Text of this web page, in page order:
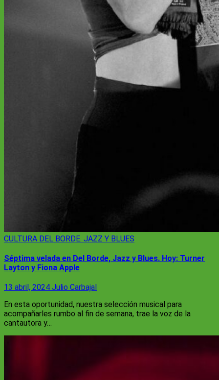
CULTURA DEL BORDE. JAZZ Y BLUES
Séptima velada en Del Borde, Jazz y Blues. Hoy: Turner
Layton y Fiona Apple
13 abril, 2024 Julio Carbajal
En esta oportunidad, nuestra selección musical para
acompañarles rumbo al fin de semana, trae la voz de la
cantautora y…